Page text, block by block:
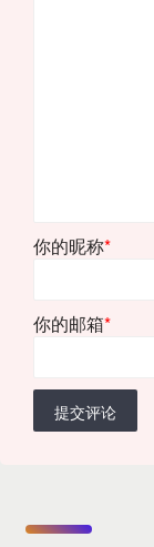
你的昵称*
你的邮箱*
提交评论